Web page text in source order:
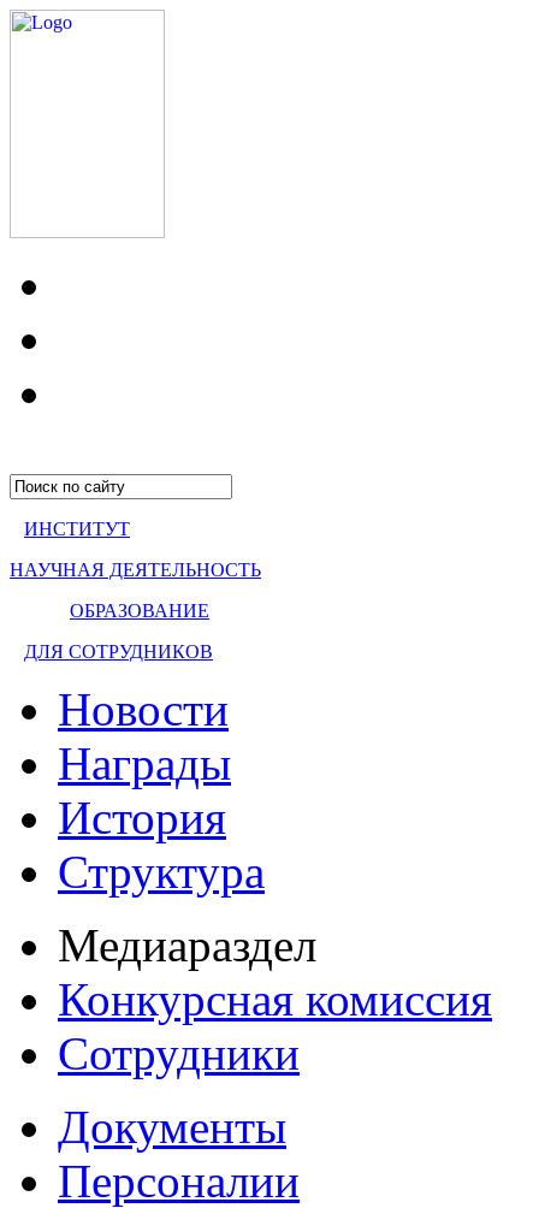
ИНСТИТУТ
НАУЧНАЯ ДЕЯТЕЛЬНОСТЬ
ОБРАЗОВАНИЕ
ДЛЯ СОТРУДНИКОВ
Новости
Награды
История
Структура
Медиараздел
Конкурсная комиссия
Сотрудники
Документы
Персоналии